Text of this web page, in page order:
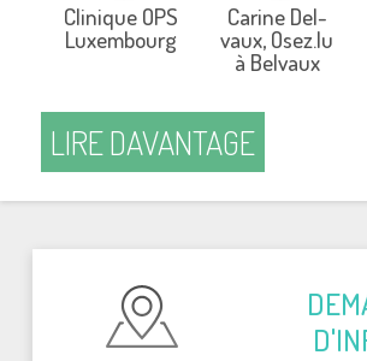
LIRE DAVAN­TAGE
Cli­nique OPS
Luxem­bourg
Carine Del­
vaux, Osez.​lu
à Bel­vaux
Ortho­pé­die
Felten
Luxem­bourg